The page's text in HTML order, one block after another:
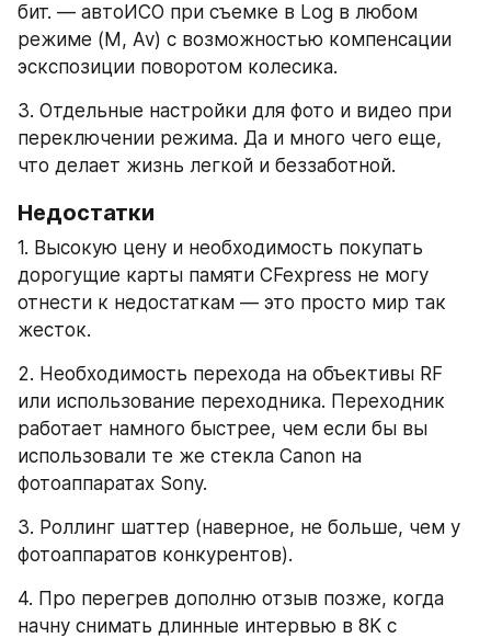
бит. — автоИСО при съемке в Log в любом
режиме (M, Av) с возможностью компенсации
эскспозиции поворотом колесика.
3. Отдельные настройки для фото и видео при
переключении режима. Да и много чего еще,
что делает жизнь легкой и беззаботной.
Недостатки
1. Высокую цену и необходимость покупать
дорогущие карты памяти CFexpress не могу
отнести к недостаткам — это просто мир так
жесток.
2. Необходимость перехода на объективы RF
или использование переходника. Переходник
работает намного быстрее, чем если бы вы
использовали те же стекла Canon на
фотоаппаратах Sony.
3. Роллинг шаттер (наверное, не больше, чем у
фотоаппаратов конкурентов).
4. Про перегрев дополню отзыв позже, когда
начну снимать длинные интервью в 8K с